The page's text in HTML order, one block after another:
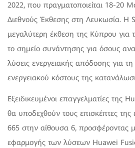
2022, που πραγματοποιείται 18-20
Διεθνούς Έκθεσης στη Λευκωσία. Η
μεγαλύτερη έκθεση της Κύπρου για
το σημείο συνάντησης για όσους
λύσεις ενεργειακής απόδοσης για
ενεργειακού κόστους της
Εξειδικευμένοι επαγγελματίες της
θα υποδεχθούν τους επισκέπτες της
665 στην αίθουσα 6, προσφέροντας
εφαρμογής των λύσεων Huawei